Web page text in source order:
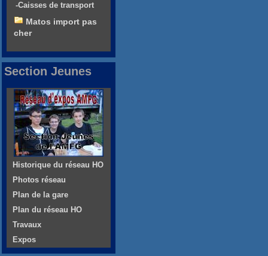
-Caisses de transport
Matos import pas
cher
Section Jeunes
Historique du réseau HO
Photos réseau
Plan de la gare
Plan du réseau HO
Travaux
Expos